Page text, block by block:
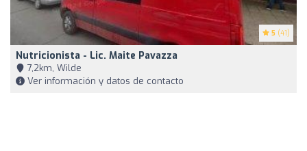
5 (41)
Nutricionista - Lic. Maite Pavazza
7,2km, Wilde
Ver información y datos de contacto